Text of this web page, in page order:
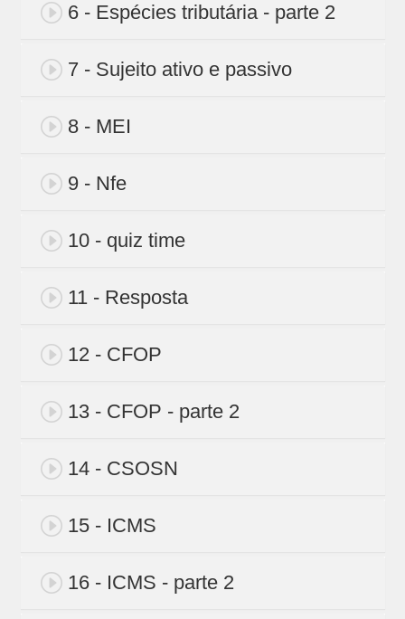
6 - Espécies tributária - parte 2
7 - Sujeito ativo e passivo
8 - MEI
9 - Nfe
10 - quiz time
11 - Resposta
12 - CFOP
13 - CFOP - parte 2
14 - CSOSN
15 - ICMS
16 - ICMS - parte 2